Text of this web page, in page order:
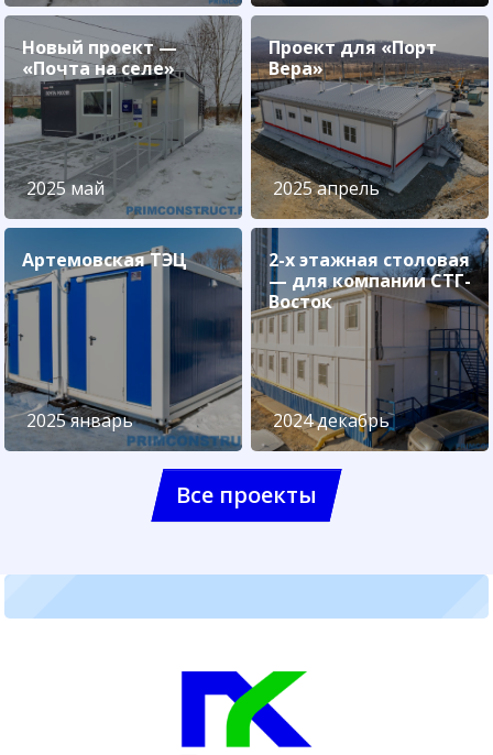
Новый проект —
«Почта на селе»
2025 май
Проект для «Порт
Вера»
2025 апрель
Артемовская ТЭЦ
2025 январь
2-х этажная столовая
— для компании СТГ-
Восток
2024 декабрь
Все проекты